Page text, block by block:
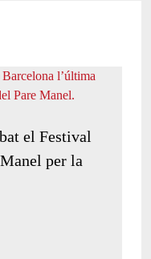
el Festival
per la